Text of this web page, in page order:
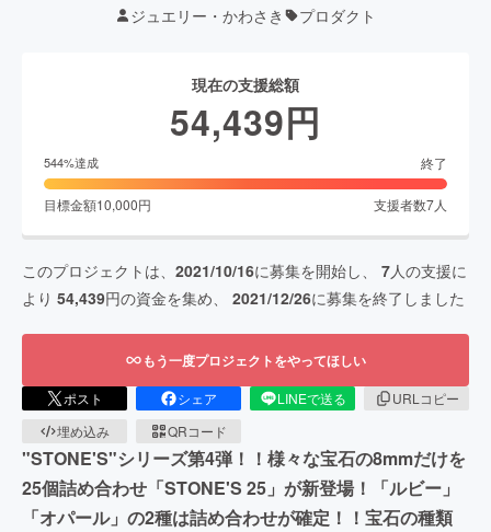
ジュエリー・かわさき プロダクト
現在の支援総額
54,439円
544%達成 終了
目標金額10,000円 支援者数7人
このプロジェクトは、 2021/10/16に募集を開始し、 7人の支援に
より 54,439円の資金を集め、 2021/12/26に募集を終了しました
もう一度プロジェクトをやってほしい
ポスト シェア LINEで送る
URLコピー
埋め込み
QRコード
"STONE'S"シリーズ第4弾！！様々な宝石の8mmだけを
25個詰め合わせ「STONE'S 25」が新登場！「ルビー」
「オパール」の2種は詰め合わせが確定！！宝石の種類